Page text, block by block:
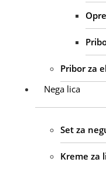
Pribor za
Nega lica
Set za
Kreme za